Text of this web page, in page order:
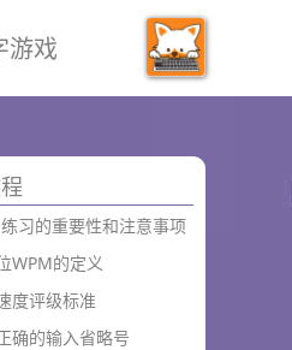
游戏
习的重要性和注意事项
WPM的定义
度评级标准
确的输入省略号